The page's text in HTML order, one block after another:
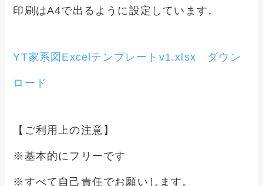
印刷はA4で出るように設定しています。
YT家系図Excelテンプレートv1.xlsx ダウン
ロード
【ご利用上の注意】
※基本的にフリーです
※すべて自己責任でお願いします。